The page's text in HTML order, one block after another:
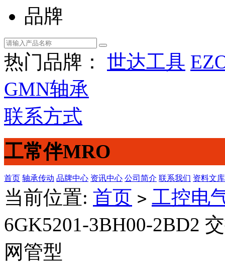
品牌
热门品牌： 世达工具
GMN轴承
联系方式
工常伴MRO
首页 轴承传动 品牌中心 资讯中心 公司简介 联系我们 资料文库
当前位置: 首页 > 工控电
6GK5201-3BH00-2BD2
网管型